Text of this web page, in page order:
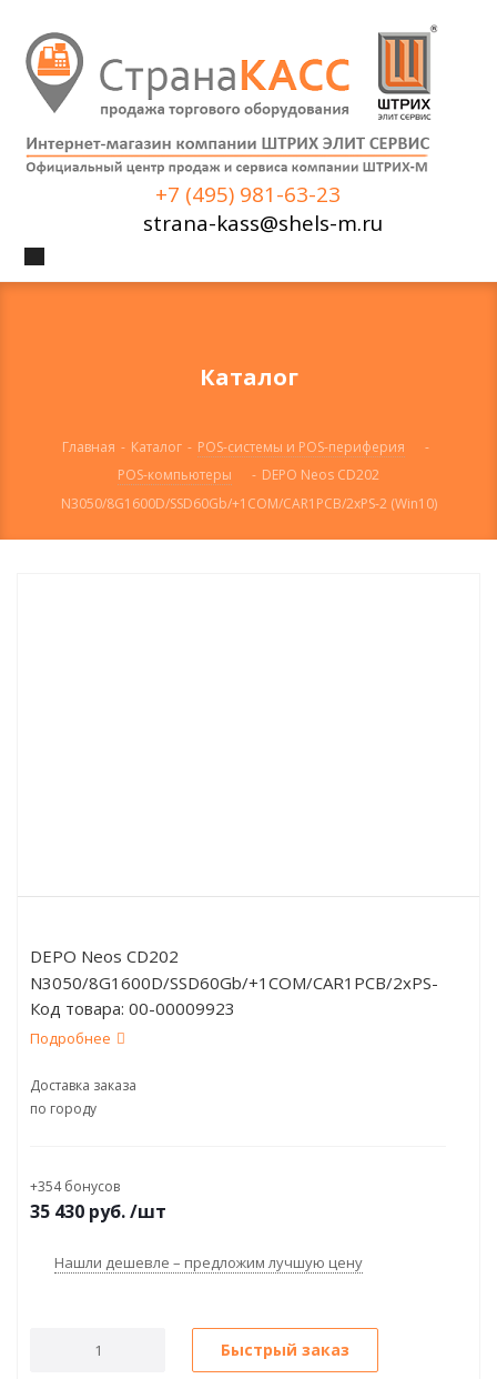
+7 (495) 981-63-23
strana-kass@shels-m.ru
Каталог
Главная - Каталог - POS-системы и POS-периферия
-
POS-компьютеры
- DEPO Neos CD202
N3050/8G1600D/SSD60Gb/+1COM/CAR1PCB/2xPS-2 (Win10)
DEPO Neos CD202
N3050/8G1600D/SSD60Gb/+1COM/CAR1PCB/2xPS-
2 (Win10)
Код товара: 00-00009923
Подробнее
Доставка заказа
по городу
+354 бонусов
35 430 руб./шт
Нашли дешевле – предложим лучшую цену
Быстрый заказ